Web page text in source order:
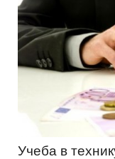
Учеба в